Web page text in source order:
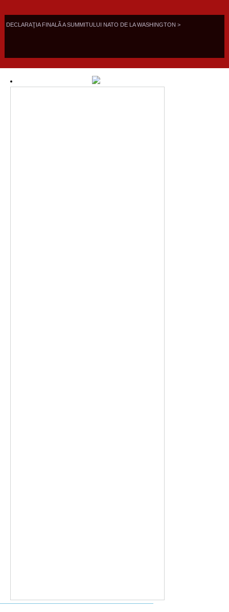
DECLARAŢIA FINALĂ A SUMMITULUI NATO DE LA WASHINGTON >